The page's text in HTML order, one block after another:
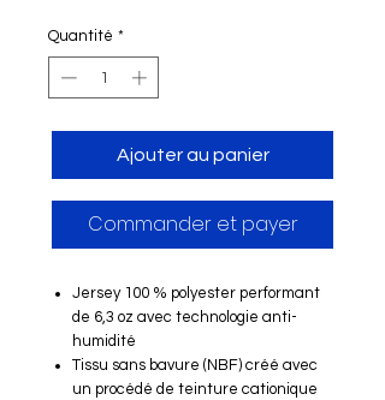
Quantité *
Ajouter au panier
Commander et payer
Jersey 100 % polyester performant
de 6,3 oz avec technologie anti-
humidité
Tissu sans bavure (NBF) créé avec
un procédé de teinture cationique